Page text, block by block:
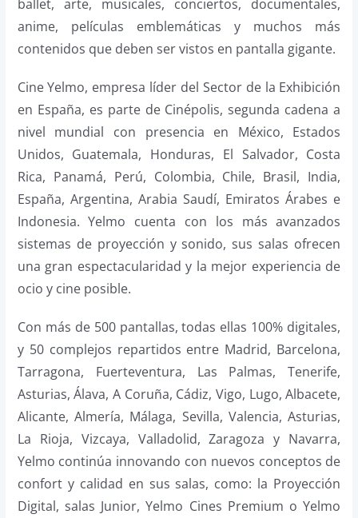
ballet, arte, musicales, conciertos, documentales,
anime, películas emblemáticas y muchos más
contenidos que deben ser vistos en pantalla gigante.
Cine Yelmo, empresa líder del Sector de la Exhibición
en España, es parte de Cinépolis, segunda cadena a
nivel mundial con presencia en México, Estados
Unidos, Guatemala, Honduras, El Salvador, Costa
Rica, Panamá, Perú, Colombia, Chile, Brasil, India,
España, Argentina, Arabia Saudí, Emiratos Árabes e
Indonesia. Yelmo cuenta con los más avanzados
sistemas de proyección y sonido, sus salas ofrecen
una gran espectacularidad y la mejor experiencia de
ocio y cine posible.
Con más de 500 pantallas, todas ellas 100% digitales,
y 50 complejos repartidos entre Madrid, Barcelona,
Tarragona, Fuerteventura, Las Palmas, Tenerife,
Asturias, Álava, A Coruña, Cádiz, Vigo, Lugo, Albacete,
Alicante, Almería, Málaga, Sevilla, Valencia, Asturias,
La Rioja, Vizcaya, Valladolid, Zaragoza y Navarra,
Yelmo continúa innovando con nuevos conceptos de
confort y calidad en sus salas, como: la Proyección
Digital, salas Junior, Yelmo Cines Premium o Yelmo